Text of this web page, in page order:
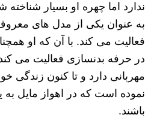
ندارد اما چهره او بسیار
به عنوان یکی از مدل های
فعالیت می کند. با آن که او
در حرفه بدنسازی فعالیت می
مهربانی دارد و تا کنون زندگی
نموده است که در اهواز مایل به
باشند.